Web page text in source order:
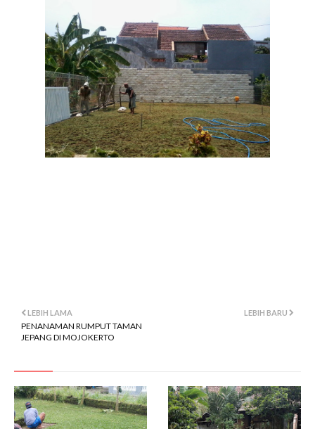
LEBIH BARU
LEBIH LAMA
PENANAMAN RUMPUT TAMAN
JEPANG DI MOJOKERTO